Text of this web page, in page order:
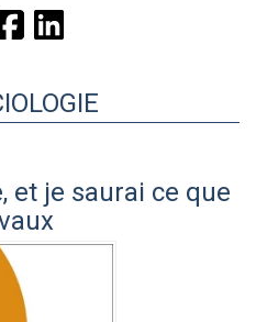
et je saurai ce que